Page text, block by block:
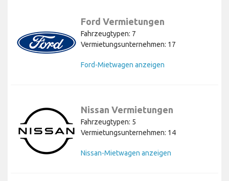
Ford Vermietungen
Fahrzeugtypen: 7
Vermietungsunternehmen: 17
Ford-Mietwagen anzeigen
Nissan Vermietungen
Fahrzeugtypen: 5
Vermietungsunternehmen: 14
Nissan-Mietwagen anzeigen